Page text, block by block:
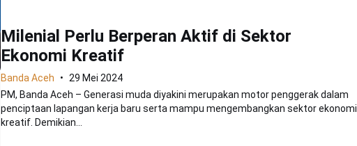
Milenial Perlu Berperan Aktif di Sektor
Ekonomi Kreatif
Banda Aceh
29 Mei 2024
PM, Banda Aceh – Generasi muda diyakini merupakan motor penggerak dalam
penciptaan lapangan kerja baru serta mampu mengembangkan sektor ekonomi
kreatif. Demikian...